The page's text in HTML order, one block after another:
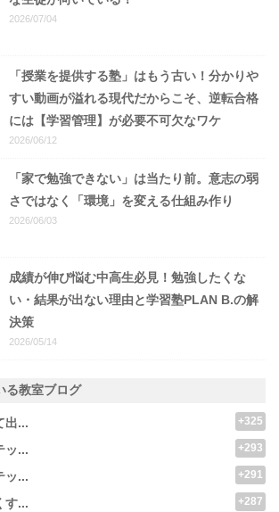
2026/07/04
「授業を提供する塾」はもう古い！分かりや
すい動画が溢れる現代だからこそ、逆転合格
には【学習管理】が必要不可欠なワケ
2026/06/12
「家で勉強できない」は当たり前。意志の弱
さではなく「環境」を変える仕組み作り
2026/06/03
成績が伸び悩む中高生必見！勉強したくな
い・結果が出ない理由と学習塾PLAN B.の解
決策
2026/05/14
る教室ブログ
出... +325
ッ... +293
ッ... +291
す... +287